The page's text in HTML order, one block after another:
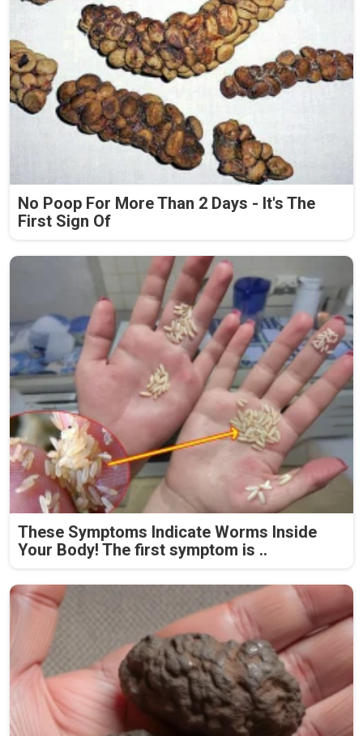
No Poop For More Than 2 Days - It's The
First Sign Of
These Symptoms Indicate Worms Inside
Your Body! The first symptom is ..